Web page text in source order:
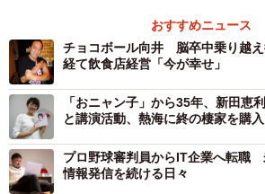
おすすめニュース
チョコボール向井 脳卒中乗り越
経て飲食店経営「今が幸せ」
「おニャン子」から35年、新田
と講演活動、熱海に終の棲家を購入
プロ野球審判員からIT企業へ転職
情報発信を続ける日々